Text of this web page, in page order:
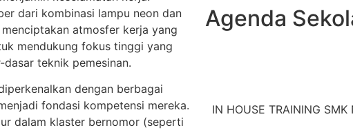
dari kombinasi lampu neon dan
atmosfer kerja yang
mendukung fokus tinggi yang
teknik pemesinan.
dengan berbagai
fondasi kompetensi mereka.
dalam klaster bernomor (seperti
Agenda
IN HOUSE TRAINING SMK